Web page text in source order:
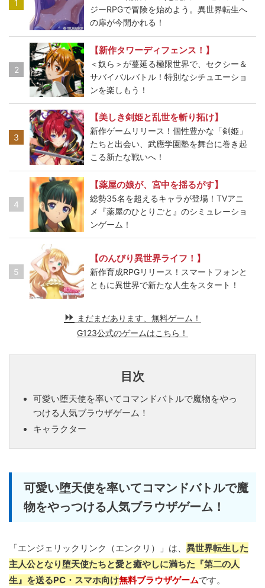
1
ジーRPGで冒険を始めよう。異世界転生へ
の扉が今開かれる！
2
【新作タワーディフェンス！】
＜奴ら＞が蔓延る極限世界で、セクシー＆
サバイバルバトル！特別なシチュエーショ
ンを楽しもう！
3
【美しき剣姫と乱世を斬り拓け】
新作ゲームリリース！個性豊かな「剣姫」
たちと出会い、武應学園塾を舞台に巻き起
こる新たな戦いへ！
4
【薬屋の娘が、宮中を揺るがす】
総勢35名を超えるキャラが登場！TVアニ
メ『薬屋のひとりごと』のシミュレーショ
ンゲーム！
5
【のんびり異世界ライフ！】
新作育成RPGリリース！スマートフォンと
ともに異世界で新たな人生をスタート！
まだまだあります、無料ゲーム！
G123公式のゲームはこちら！
目次
可愛い堕天使を率いてコマンドバトルで魔物をやっ
つける人気ブラウザゲーム！
キャラクター
可愛い堕天使を率いてコマンドバトルで魔
物をやっつける人気ブラウザゲーム！
「エンジェリックリンク（エンクリ）」は、 異世界転生した
主人公となり堕天使たちと愛と癒やしに満ちた『第二の人
生』を送るPC・スマホ向け無料ブラウザゲームです。